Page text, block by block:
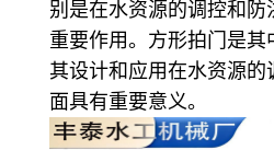
别是在水资源的调控和防
重要作用。方形拍门是其
其设计和应用在水资源的
面具有重要意义。